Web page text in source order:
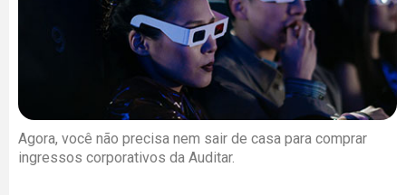
Agora, você não precisa nem sair de casa para comprar
ingressos corporativos da Auditar.